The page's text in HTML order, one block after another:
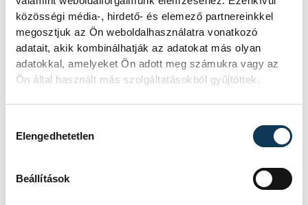
közösségi média-, hirdető- és elemező partnereinkkel
megosztjuk az Ön weboldalhasználatra vonatkozó
adatait, akik kombinálhatják az adatokat más olyan
adatokkal, amelyeket Ön adott meg számukra vagy az
Ön által használt más szolgáltatásokból gyűjtöttek.
Elengedhetetlen
Beállítások
diákját is elismerték.
2026. JANUÁR 11. 16:22
KÖZÉLET